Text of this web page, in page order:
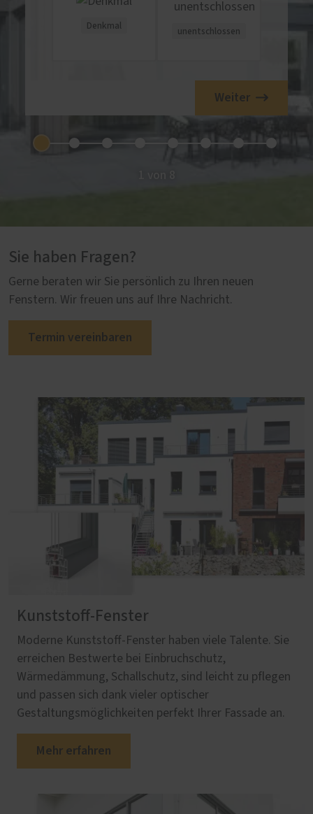
Denkmal
unentschlossen
Weiter
Sie haben Fragen?
Gerne beraten wir Sie persönlich zu Ihren neuen
Fenstern. Wir freuen uns auf Ihre Nachricht.
Termin vereinbaren
Kunststoff-Fenster
Moderne Kunststoff-Fenster haben viele Talente. Sie
erreichen Bestwerte bei Einbruchschutz,
Wärmedämmung, Schallschutz, sind leicht zu pflegen
und passen sich dank vieler optischer
Gestaltungsmöglichkeiten perfekt Ihrer Fassade an.
Mehr erfahren